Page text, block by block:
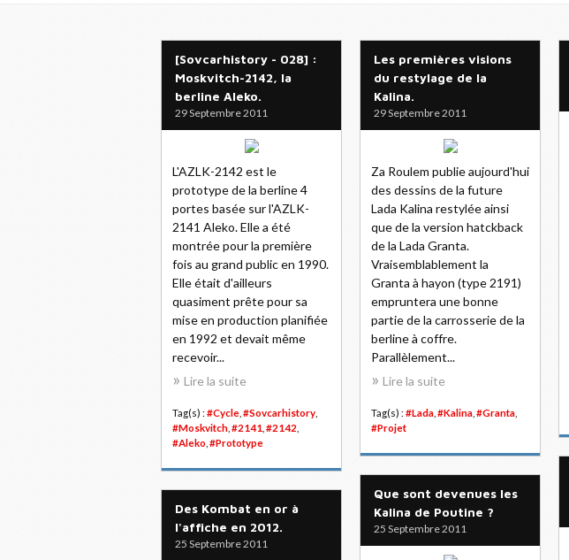
[Sovcarhistory - 028] :
Moskvitch-2142, la
berline Aleko.
29 Septembre 2011
L'AZLK-2142 est le
prototype de la berline 4
portes basée sur l'AZLK-
2141 Aleko. Elle a été
montrée pour la première
fois au grand public en 1990.
Elle était d'ailleurs
quasiment prête pour sa
mise en production planifiée
en 1992 et devait même
recevoir...
Lire la suite
Tag(s) : #Cycle #Sovcarhistory
#Moskvitch #2141 #2142
#Aleko #Prototype
Les premières visions
du restylage de la
Kalina.
29 Septembre 2011
Za Roulem publie aujourd'hui
des dessins de la future
Lada Kalina restylée ainsi
que de la version hatckback
de la Lada Granta.
Vraisemblablement la
Granta à hayon (type 2191)
empruntera une bonne
partie de la carrosserie de la
berline à coffre.
Parallèlement...
Lire la suite
Tag(s) : #Lada #Kalina #Granta
#Projet
Que sont devenues les
Kalina de Poutine ?
25 Septembre 2011
Des Kombat en or à
l'affiche en 2012.
25 Septembre 2011